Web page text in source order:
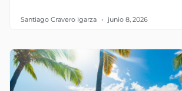
Santiago Cravero Igarza junio 8, 2026